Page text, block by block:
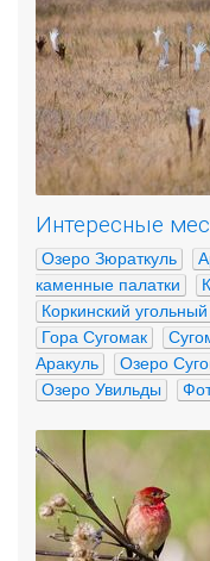
Интересные
Озеро Зюраткуль
каменные палатки
Коркинский
Гора Сугомак
Аракуль
Озеро
Озеро Увильды